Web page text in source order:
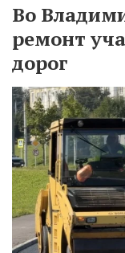
Во
ремонт
дорог